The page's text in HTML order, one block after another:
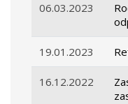
06.03.2023
19.01.2023
16.12.2022